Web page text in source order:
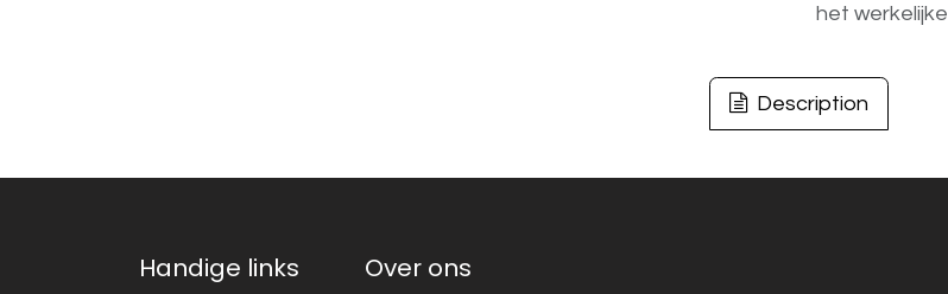
het werkelijke
Description
Handige links Over ons